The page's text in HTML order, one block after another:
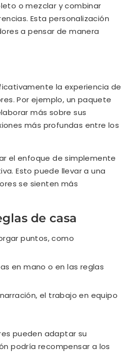
o mezclar y combinar
Esta personalización
a pensar de manera
la experiencia de
Por ejemplo, un paquete
más sobre sus
más profundas entre los
el enfoque de simplemente
Esto puede llevar a una
se sienten más
de casa
puntos, como
en mano o en las reglas
el trabajo en equipo
pueden adaptar su
podría recompensar a los